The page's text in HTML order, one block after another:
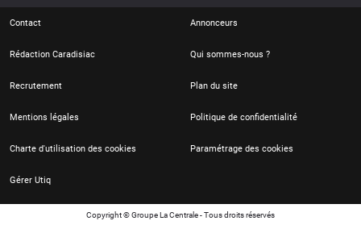
Contact Annonceurs
Rédaction Caradisiac Qui sommes-nous ?
Recrutement Plan du site
Mentions légales Politique de confidentialité
Charte d'utilisation des cookies Paramétrage des cookies
Gérer Utiq
Copyright © Groupe La Centrale - Tous droits réservés